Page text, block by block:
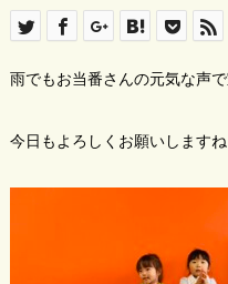
雨でもお当番さんの元気な声
今日もよろしくお願いしますね